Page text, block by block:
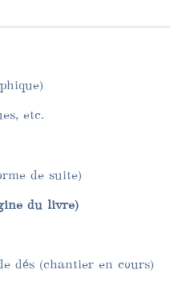
etc.
de suite)
du livre)
dés (chantier en cours)